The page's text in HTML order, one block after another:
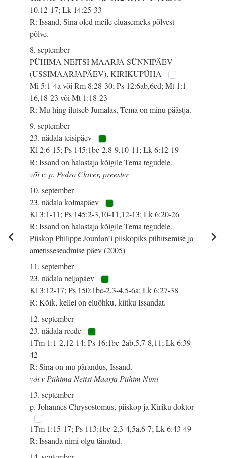
10.12-17; Lk 14:25-33
R: Issand, Sina oled meile eluasemeks põlvest
põlve.
8. september
PÜHIMA NEITSI MAARJA SÜNNIPÄEV
(USSIMAARJAPÄEV), KIRIKUPÜHA
Mi 5:1-4a või Rm 8:28-30; Ps 12:6ab,6cd; Mt 1:1-
16,18-23 või Mt 1:18-23
R: Mu hing ilutseb Jumalas, Tema on minu päästja.
9. september
23. nädala teisipäev
Kl 2:6-15; Ps 145:1bc-2,8-9,10-11; Lk 6:12-19
R: Issand on halastaja kõigile Tema tegudele.
või v: p. Pedro Claver, preester
10. september
23. nädala kolmapäev
Kl 3:1-11; Ps 145:2-3,10-11,12-13; Lk 6:20-26
R: Issand on halastaja kõigile Tema tegudele.
Piiskop Philippe Jourdan’i piiskopiks pühitsemise ja
ametisseseadmise päev (2005)
11. september
23. nädala neljapäev
Kl 3:12-17; Ps 150:1bc-2,3-4,5-6a; Lk 6:27-38
R: Kõik, kellel on eluõhku, kiitku Issandat.
12. september
23. nädala reede
1Tm 1:1-2,12-14; Ps 16:1bc-2ab,5,7-8,11; Lk 6:39-
42
R: Sina on mu pärandus, Issand.
või v Pühima Neitsi Maarja Pühim Nimi
13. september
p. Johannes Chrysostomus, piiskop ja Kiriku doktor
1Tm 1:15-17; Ps 113:1bc-2,3-4,5a,6-7; Lk 6:43-49
R: Issanda nimi olgu tänatud.